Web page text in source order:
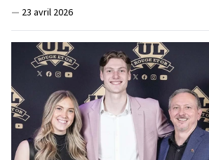
— 23 avril 2026